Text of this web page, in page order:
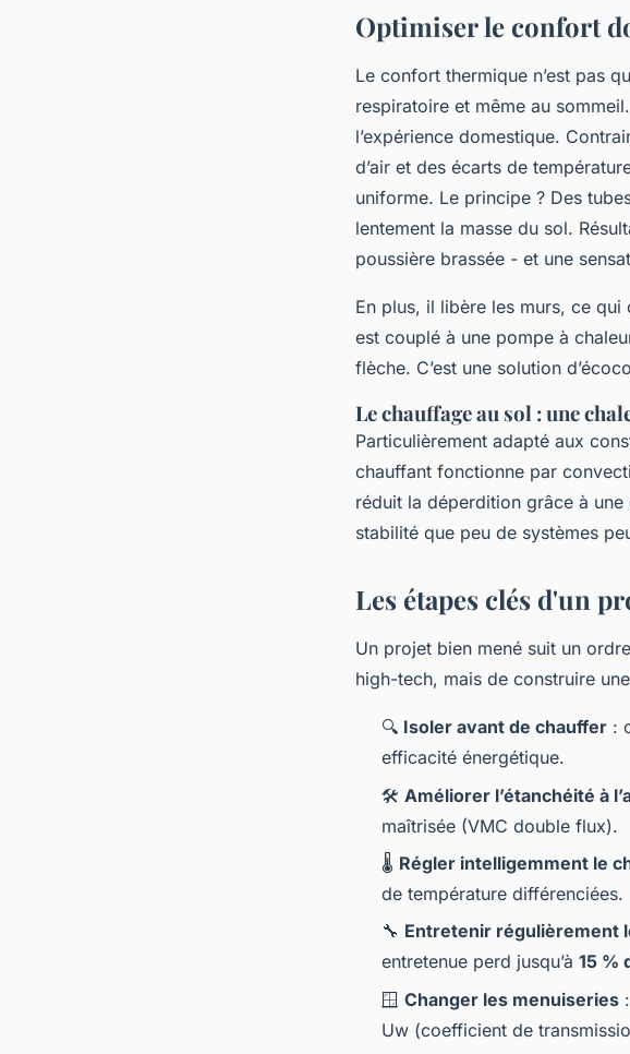
Optimiser le confort
Le confort thermique n’est pas
respiratoire et même au
l’expérience domestique.
d’air et des écarts de
uniforme. Le principe ? Des
lentement la masse du sol.
poussière brassée - et une
En plus, il libère les murs, ce qui
est couplé à une pompe à
flèche. C’est une solution
Le chauffage au sol : une
Particulièrement adapté aux
chauffant fonctionne par
réduit la déperdition grâce à
stabilité que peu de systèmes
Les étapes clés d'un
Un projet bien mené suit un
high-tech, mais de construire
🔍 Isoler avant de chauffer :
efficacité énergétique.
🛠️ Améliorer l’étanchéité à
maîtrisée (VMC double flux).
🌡️ Régler intelligemment le
de température différenciées.
🔧 Entretenir régulièrement
entretenue perd jusqu’à 15 %
🪟 Changer les menuiseries
Uw (coefficient de